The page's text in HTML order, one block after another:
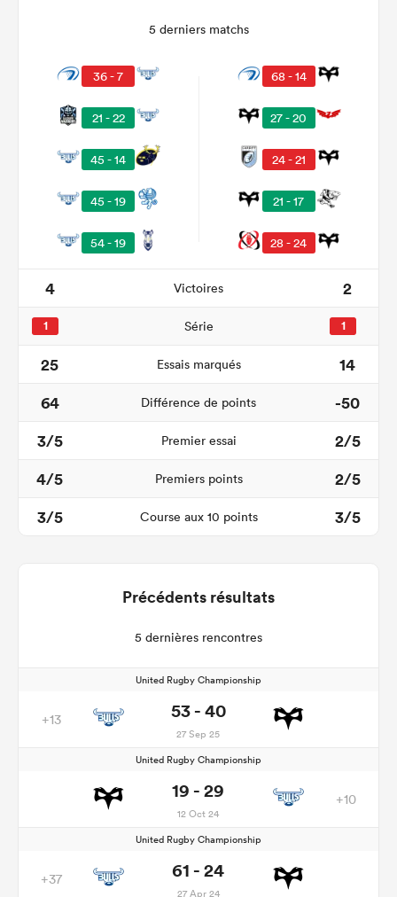
5 derniers matchs
36 - 7
21 - 22
45 - 14
45 - 19
54 - 19
68 - 14
27 - 20
24 - 21
21 - 17
28 - 24
4 Victoires 2
1 Série 1
25 Essais marqués
14
64
Différence de points
-50
3/5
Premier essai
2/5
4/5
Premiers points
2/5
3/5
Course aux 10 points 3/5
Précédents résultats
5 dernières rencontres
United Rugby Championship
+13 53 - 40
27 Sep 25
United Rugby Championship
19 - 29
12 Oct 24
+10
United Rugby Championship
+37 61 - 24
27 Apr 24